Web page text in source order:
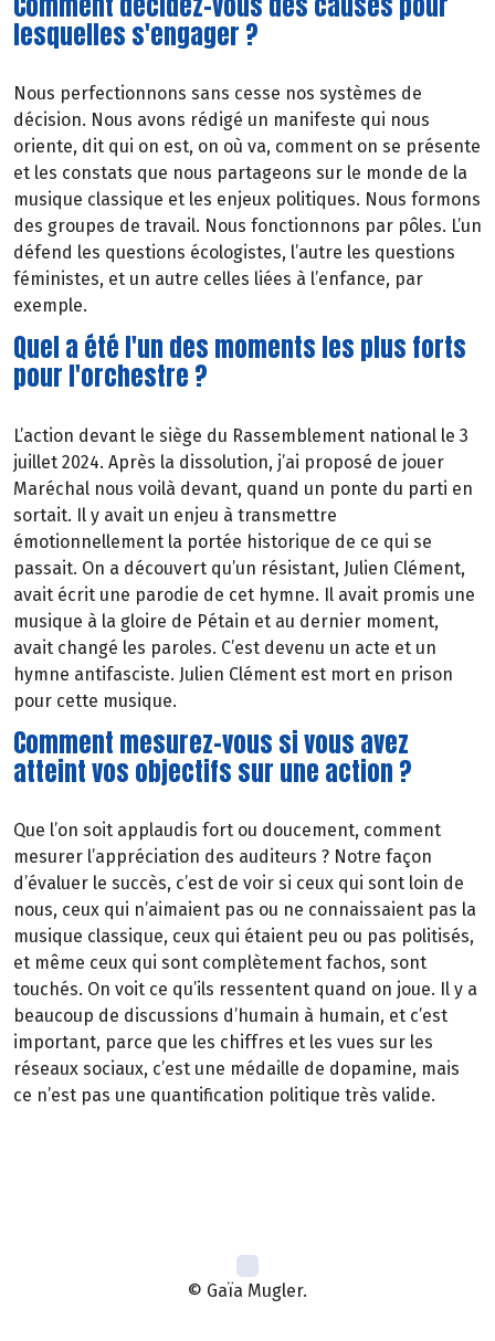
lesquelles s'engager ?
Nous perfectionnons sans cesse nos systèmes de
décision. Nous avons rédigé un manifeste qui nous
oriente, dit qui on est, on où va, comment on se présente
et les constats que nous partageons sur le monde de la
musique classique et les enjeux politiques. Nous formons
des groupes de travail. Nous fonctionnons par pôles. L’un
défend les questions écologistes, l’autre les questions
féministes, et un autre celles liées à l’enfance, par
exemple.
Quel a été l'un des moments les plus forts
pour l'orchestre ?
L’action devant le siège du Rassemblement national le 3
juillet 2024. Après la dissolution, j’ai proposé de jouer
Maréchal nous voilà devant, quand un ponte du parti en
sortait. Il y avait un enjeu à transmettre
émotionnellement la portée historique de ce qui se
passait. On a découvert qu’un résistant, Julien Clément,
avait écrit une parodie de cet hymne. Il avait promis une
musique à la gloire de Pétain et au dernier moment,
avait changé les paroles. C’est devenu un acte et un
hymne antifasciste. Julien Clément est mort en prison
pour cette musique.
Comment mesurez-vous si vous avez
atteint vos objectifs sur une action ?
Que l’on soit applaudis fort ou doucement, comment
mesurer l’appréciation des auditeurs ? Notre façon
d’évaluer le succès, c’est de voir si ceux qui sont loin de
nous, ceux qui n’aimaient pas ou ne connaissaient pas la
musique classique, ceux qui étaient peu ou pas politisés,
et même ceux qui sont complètement fachos, sont
touchés. On voit ce qu’ils ressentent quand on joue. Il y a
beaucoup de discussions d’humain à humain, et c’est
important, parce que les chiffres et les vues sur les
réseaux sociaux, c’est une médaille de dopamine, mais
ce n’est pas une quantification politique très valide.
© Gaïa Mugler.